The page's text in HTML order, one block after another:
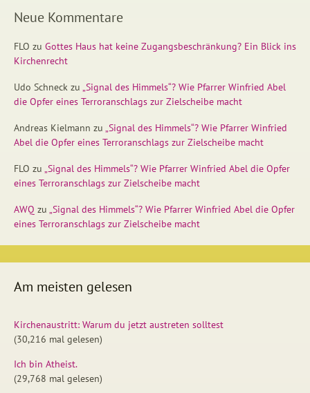
Neue Kommentare
FLO zu Gottes Haus hat keine Zugangsbeschränkung? Ein Blick ins
Kirchenrecht
Udo Schneck zu „Signal des Himmels“? Wie Pfarrer Winfried Abel
die Opfer eines Terroranschlags zur Zielscheibe macht
Andreas Kielmann zu „Signal des Himmels“? Wie Pfarrer Winfried
Abel die Opfer eines Terroranschlags zur Zielscheibe macht
FLO zu „Signal des Himmels“? Wie Pfarrer Winfried Abel die Opfer
eines Terroranschlags zur Zielscheibe macht
AWQ zu „Signal des Himmels“? Wie Pfarrer Winfried Abel die Opfer
eines Terroranschlags zur Zielscheibe macht
Am meisten gelesen
Kirchenaustritt: Warum du jetzt austreten solltest
(30,216 mal gelesen)
Ich bin Atheist.
(29,768 mal gelesen)